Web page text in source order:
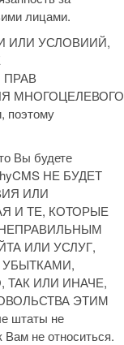
лицами.
ИЛИ УСЛОВИИЙ,
МНОГОЦЕЛЕВОГО
Вы будете
НЕ БУДЕТ
ИЛИ
И ТЕ, КОТОРЫЕ
ИЛИ УСЛУГ,
ИЛИ ИНАЧЕ,
ЭТИМ
штаты не
не относиться.